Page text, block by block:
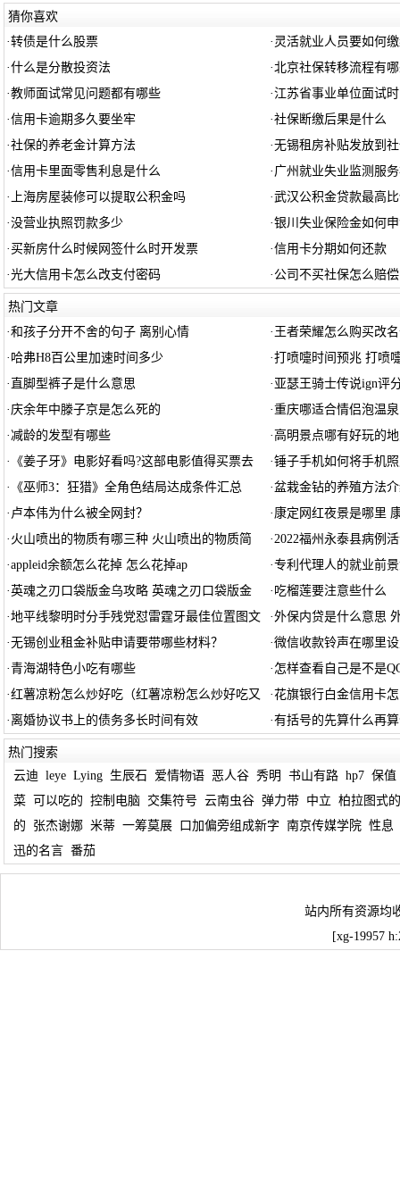
猜你喜欢
·转债是什么股票 · 灵活就业人员要如何
·什么是分散投资法 ·北京社保转移流程有
·教师面试常见问题都有哪些 ·江苏省事业单位面试
·信用卡逾期多久要坐牢 ·社保断缴后果是什么
·社保的养老金计算方法 ·无锡租房补贴发放到
·信用卡里面零售利息是什么 · 广州就业失业监测服
· 上海房屋装修可以提取公积金吗 ·武汉公积金贷款最高
·没营业执照罚款多少 ·银川失业保险金如何
· 买新房什么时候网签什么时开发票 ·信用卡分期如何还款
·光大信用卡怎么改支付密码 · 公司不买社保怎么赔偿
热门文章
·和孩子分开不舍的句子 离别心情 · 王者荣耀怎么购买改
· 哈弗H8百公里加速时间多少 ·打喷嚏时间预兆 打喷
· 直脚型裤子是什么意思 · 亚瑟王骑士传说ign评
· 庆余年中滕子京是怎么死的 ·重庆哪适合情侣泡温
· 减龄的发型有哪些 · 高明景点哪有好玩的
· 《姜子牙》电影好看吗?这部电影值得买票去 ·锤子手机如何将手机
· 《巫师3：狂猎》全角色结局达成条件汇总 ·盆栽金钻的养殖方法
· 卢本伟为什么被全网封？ · 康定网红夜景是哪里
· 火山喷出的物质有哪三种 火山喷出的物质简 ·2022福州永泰县病例
·appleid余额怎么花掉 怎么花掉ap ·专利代理人的就业前
·英魂之刃口袋版金乌攻略 英魂之刃口袋版金 · 吃榴莲要注意些什么
·地平线黎明时分手残党怼雷霆牙最佳位置图文 ·外保内贷是什么意思
·无锡创业租金补贴申请要带哪些材料？ ·微信收款铃声在哪里
·青海湖特色小吃有哪些 · 怎样查看自己是不是
·红薯凉粉怎么炒好吃（红薯凉粉怎么炒好吃又 ·花旗银行白金信用卡
· 离婚协议书上的债务多长时间有效 ·有括号的先算什么再
热门搜索
云迪 leye Lying 生辰石 爱情物语 恶人谷 秀明 书山有路 hp7 保值
菜
可以吃的 控制电脑 交集符号 云南虫谷 弹力带 中立 柏拉图式
的
张杰谢娜 米蒂 一筹莫展 口加偏旁组成新字 南京传媒学院 性息
迅的名言 番茄
站内所有资源均
[xg-19957